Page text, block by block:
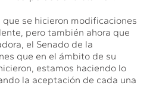
se hicieron modificaciones
pero también ahora que
el Senado de la
que en el ámbito de su
estamos haciendo lo
la aceptación de cada una